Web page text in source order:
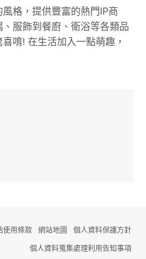
格，提供豐富的熱門IP商
服飾到餐廚、衛浴等各類品
唷! 在生活加入一點萌趣，
使用條款 網站地圖
個人資料保護方針
個人資料蒐集處理利用告知事項